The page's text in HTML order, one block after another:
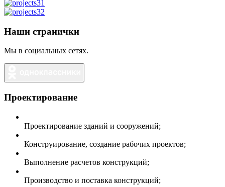
Наши странички
Мы в социальных сетях.
Проектирование
Проектирование зданий и сооружений;
Конструирование, создание рабочих проектов;
Выполнение расчетов конструкций;
Производство и поставка конструкций;